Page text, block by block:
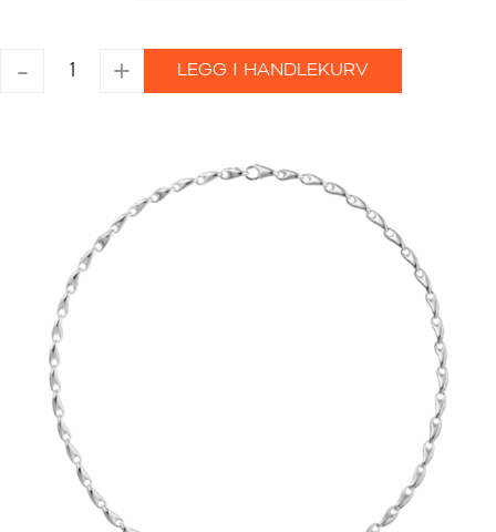
-
GEORG
JENSEN
+ LEGG I HANDLEKURV